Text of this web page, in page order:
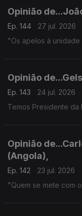
Opinião
Ep. 144
27 jul. 2026
"Os apelos à unidade
Opinião
Ep. 143
24 jul. 2026
Temos Presidente da
Opinião
(Angola),
Ep. 142
23 jul. 2026
"Quem se mete com